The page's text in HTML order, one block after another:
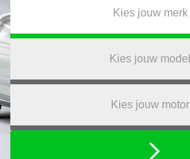
Kies jouw merk
Kies jouw model
Kies jouw motor